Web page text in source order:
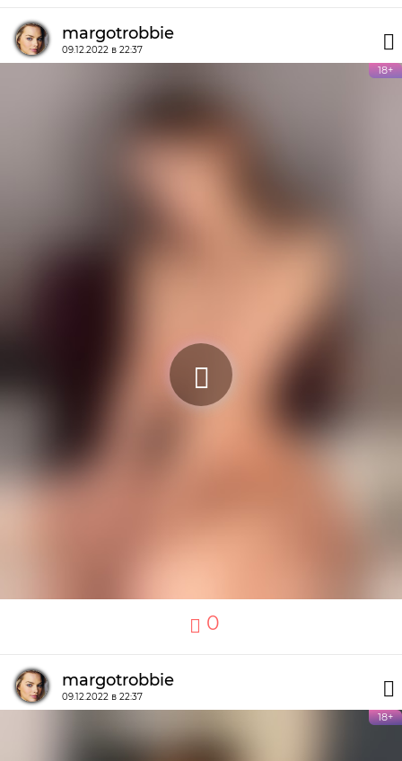
margotrobbie
09.12.2022 в 22:37
18+
0
margotrobbie
09.12.2022 в 22:37
18+